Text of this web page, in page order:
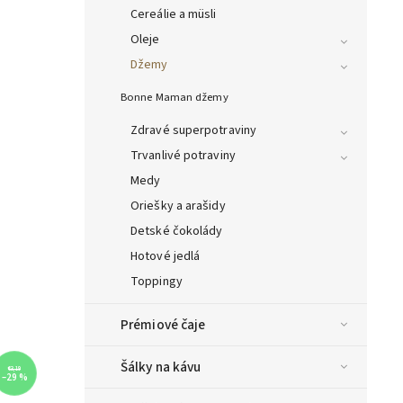
Cereálie a müsli
Oleje
Džemy
Bonne Maman džemy
Zdravé superpotraviny
Trvanlivé potraviny
Medy
Oriešky a arašidy
Detské čokolády
Hotové jedlá
Toppingy
Prémiové čaje
Šálky na kávu
€3,19
–29 %